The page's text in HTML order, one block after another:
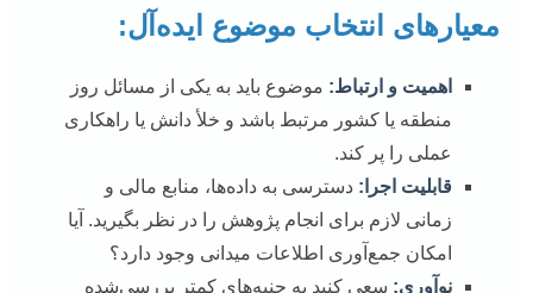
معیارهای انتخاب موضوع ایده‌آل:
اهمیت و ارتباط: موضوع باید به یکی از مسائل روز
منطقه یا کشور مرتبط باشد و خلأ دانش یا راهکاری
عملی را پر کند.
قابلیت اجرا: دسترسی به داده‌ها، منابع مالی و
زمانی لازم برای انجام پژوهش را در نظر بگیرید. آیا
امکان جمع‌آوری اطلاعات میدانی وجود دارد؟
نوآوری: سعی کنید به جنبه‌های کمتر بررسی‌شده